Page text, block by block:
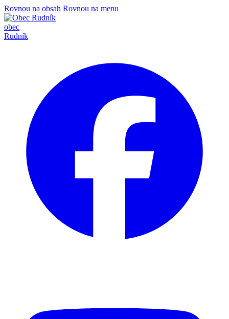
Rovnou na obsah Rovnou na menu
obec
Rudník